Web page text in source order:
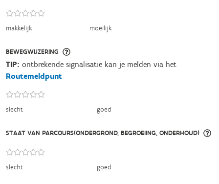
makkelijk moeilijk
BEWEGWIJZERING
slecht goed
TIP: ontbrekende signalisatie kan je melden via het
Routemeldpunt
STAAT VAN PARCOURS(ONDERGROND, BEGROEIING, ONDERHOUD)
slecht goed